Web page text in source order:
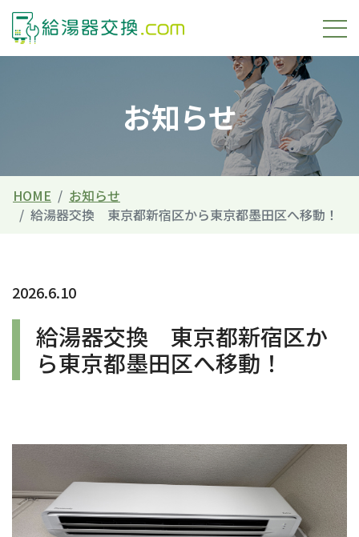
お知らせ
HOME
お知らせ
給湯器交換 東京都新宿区から東京都墨田区へ移動！
2026.6.10
給湯器交換 東京都新宿区か
ら東京都墨田区へ移動！